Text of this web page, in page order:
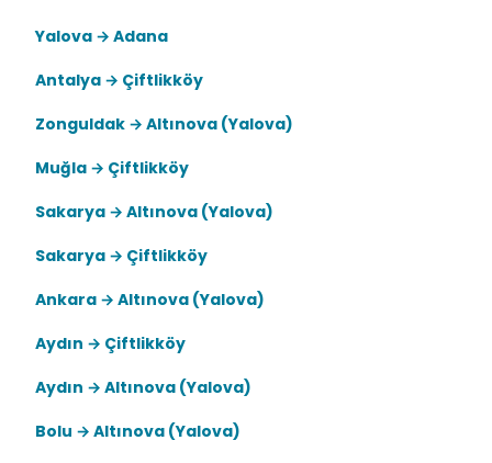
Yalova → Adana
Antalya → Çiftlikköy
Zonguldak → Altınova (Yalova)
Muğla → Çiftlikköy
Sakarya → Altınova (Yalova)
Sakarya → Çiftlikköy
Ankara → Altınova (Yalova)
Aydın → Çiftlikköy
Aydın → Altınova (Yalova)
Bolu → Altınova (Yalova)